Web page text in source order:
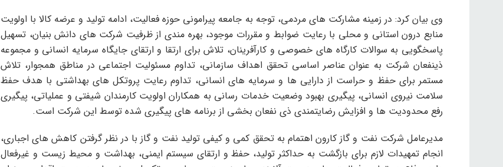
وی بیان کرد: در زمینه مشارکت های مردمی، توجه به جامعه پیرامونی حوزه فعالیت، ادامه تولید و عرضه کالا با اولویت
منابع درون استانی و محلی با رعایت ضوابط و مقررات موجود، بهره مندی از ظرفیت شرکت های دانش بنیان، تسهیل
پاسخگویی به سوالات کارگاه های خصوصی و کارآفرینان، تلاش برای ارتقا و ارتقای جایگاه سرمایه انسانی و مجموعه
ذینفعان شرکت به عنوان عناصر اساسی تحقق اهداف سازمانی، تداوم مسئولیت اجتماعی در مناطق همجوار، تلاش
مستمر برای حفظ و حراست از دارایی ها و سرمایه های انسانی، تداوم رعایت پروتکل های بهداشتی با هدف حفظ
سلامت نیروی انسانی، پیگیری بهبود وضعیت خدمات رسانی به همکاران اولویت کارمندان شیفتی و عملیاتی، پیگیری
رفع محدودیت ها و افزایش رضایتمندی ذی نفعان بخشی از برنامه های پیگیری شده توسط این شرکت است.
مدیرعامل شرکت نفت و گاز کارون اهتمام به تحقق کمی و کیفی تولید نفت و گاز با در نظر گرفتن کاهش های اجباری،
انجام تمهیدات لازم برای بازگشت به حداکثر تولید، حفظ و ارتقای سیستم ایمنی، بهداشت و محیط زیست و غیرفعال